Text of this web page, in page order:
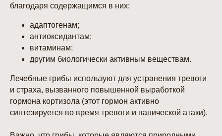
благодаря содержащимся в них:
адаптогенам;
антиоксидантам;
витаминам;
другим биологически активным веществам.
Лечебные грибы используют для устранения тревоги
и страха, вызванного повышенной выработкой
гормона кортизола (этот гормон активно
синтезируется во время тревоги и панической атаки).